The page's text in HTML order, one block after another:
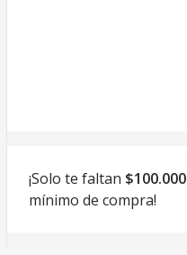
¡Solo te faltan $100.000
mínimo de compra!